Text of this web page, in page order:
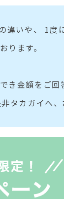
違いや、 1度
ります。
き金額をご
タカガイへ